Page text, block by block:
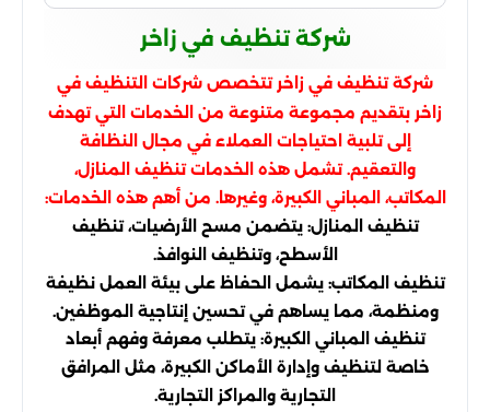
شركة تنظيف في زاخر
شركة تنظيف في زاخر تتخصص شركات التنظيف في
زاخر بتقديم مجموعة متنوعة من الخدمات التي تهدف
إلى تلبية احتياجات العملاء في مجال النظافة
والتعقيم. تشمل هذه الخدمات تنظيف المنازل،
المكاتب، المباني الكبيرة، وغيرها. من أهم هذه الخدمات:
تنظيف المنازل: يتضمن مسح الأرضيات، تنظيف
الأسطح، وتنظيف النوافذ.
تنظيف المكاتب: يشمل الحفاظ على بيئة العمل نظيفة
ومنظمة، مما يساهم في تحسين إنتاجية الموظفين.
تنظيف المباني الكبيرة: يتطلب معرفة وفهم أبعاد
خاصة لتنظيف وإدارة الأماكن الكبيرة، مثل المرافق
التجارية والمراكز التجارية.